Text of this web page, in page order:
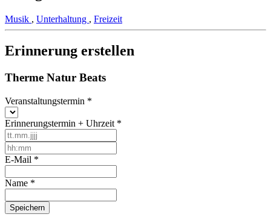
Musik , Unterhaltung , Freizeit
Erinnerung erstellen
Therme Natur Beats
Veranstaltungstermin *
Erinnerungstermin + Uhrzeit *
E-Mail *
Name *